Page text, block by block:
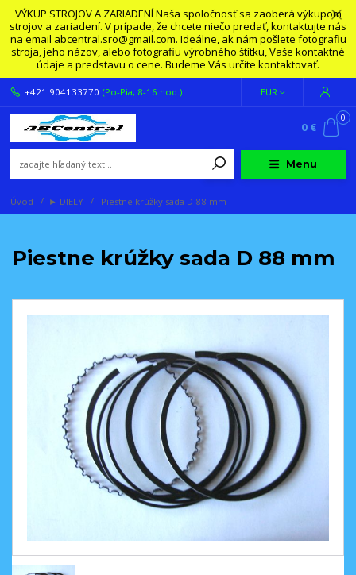
VÝKUP STROJOV A ZARIADENÍ Naša spoločnosť sa zaoberá výkupom
strojov a zariadení. V prípade, že chcete niečo predať, kontaktujte nás
na email abcentral.sro@gmail.com. Ideálne, ak nám pošlete fotografiu
stroja, jeho názov, alebo fotografiu výrobného štítku, Vaše kontaktné
údaje a predstavu o cene. Budeme Vás určite kontaktovať.
Menu
EUR
+421 904133770 (Po-Pia, 8-16 hod.)
0
0 €
Úvod ► DIELY Piestne krúžky sada D 88 mm
Piestne krúžky sada D 88 mm